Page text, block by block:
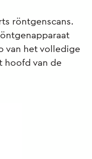
röntgenscans.
van het volledige
hoofd van de